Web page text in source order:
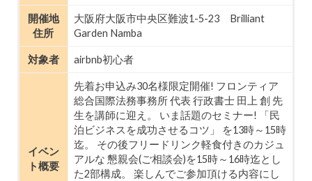
開催地
住所
大阪府大阪市中央区難波1-5-23 Brilliant
Garden Namba
対象者 airbnb初心者
イベン
ト概要
先着お申込み30名様限定開催! フロンティア
総合国際法務事務所 代表 行政書士 田上 創 先
生を講師に迎え。 いま話題のセミナー! 「民
泊ビジネスを成功させるコツ」 を13時～15時
迄。 その後フリードリンク軽食付きのカジュ
アルな 懇親会(ご相談会)を15時～16時迄とし
た2部構成。 楽しんでご参加頂ける内容にし